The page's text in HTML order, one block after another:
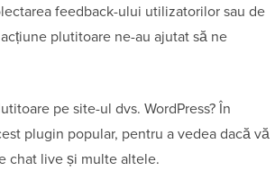
feedback-ului utilizatorilor sau de
plutitoare ne-au ajutat să ne
pe site-ul dvs. WordPress? În
plugin popular, pentru a vedea dacă vă
chat live și multe altele.